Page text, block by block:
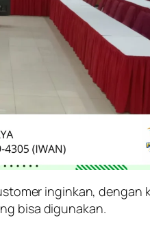
inginkan, dengan
bisa digunakan.